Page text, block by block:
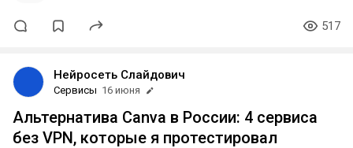
517
Нейросеть Слайдович
Сервисы 16 июня
Альтернатива Canva в России: 4 сервиса
без VPN, которые я протестировал